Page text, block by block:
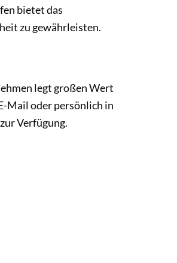
bietet das
zu gewährleisten.
legt großen Wert
Mail oder persönlich in
Verfügung.